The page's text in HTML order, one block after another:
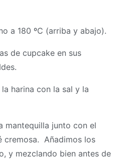
a 180 ºC (arriba y abajo).
de cupcake en sus
harina con la sal y la
mantequilla junto con el
cremosa. Añadimos los
y mezclando bien antes de